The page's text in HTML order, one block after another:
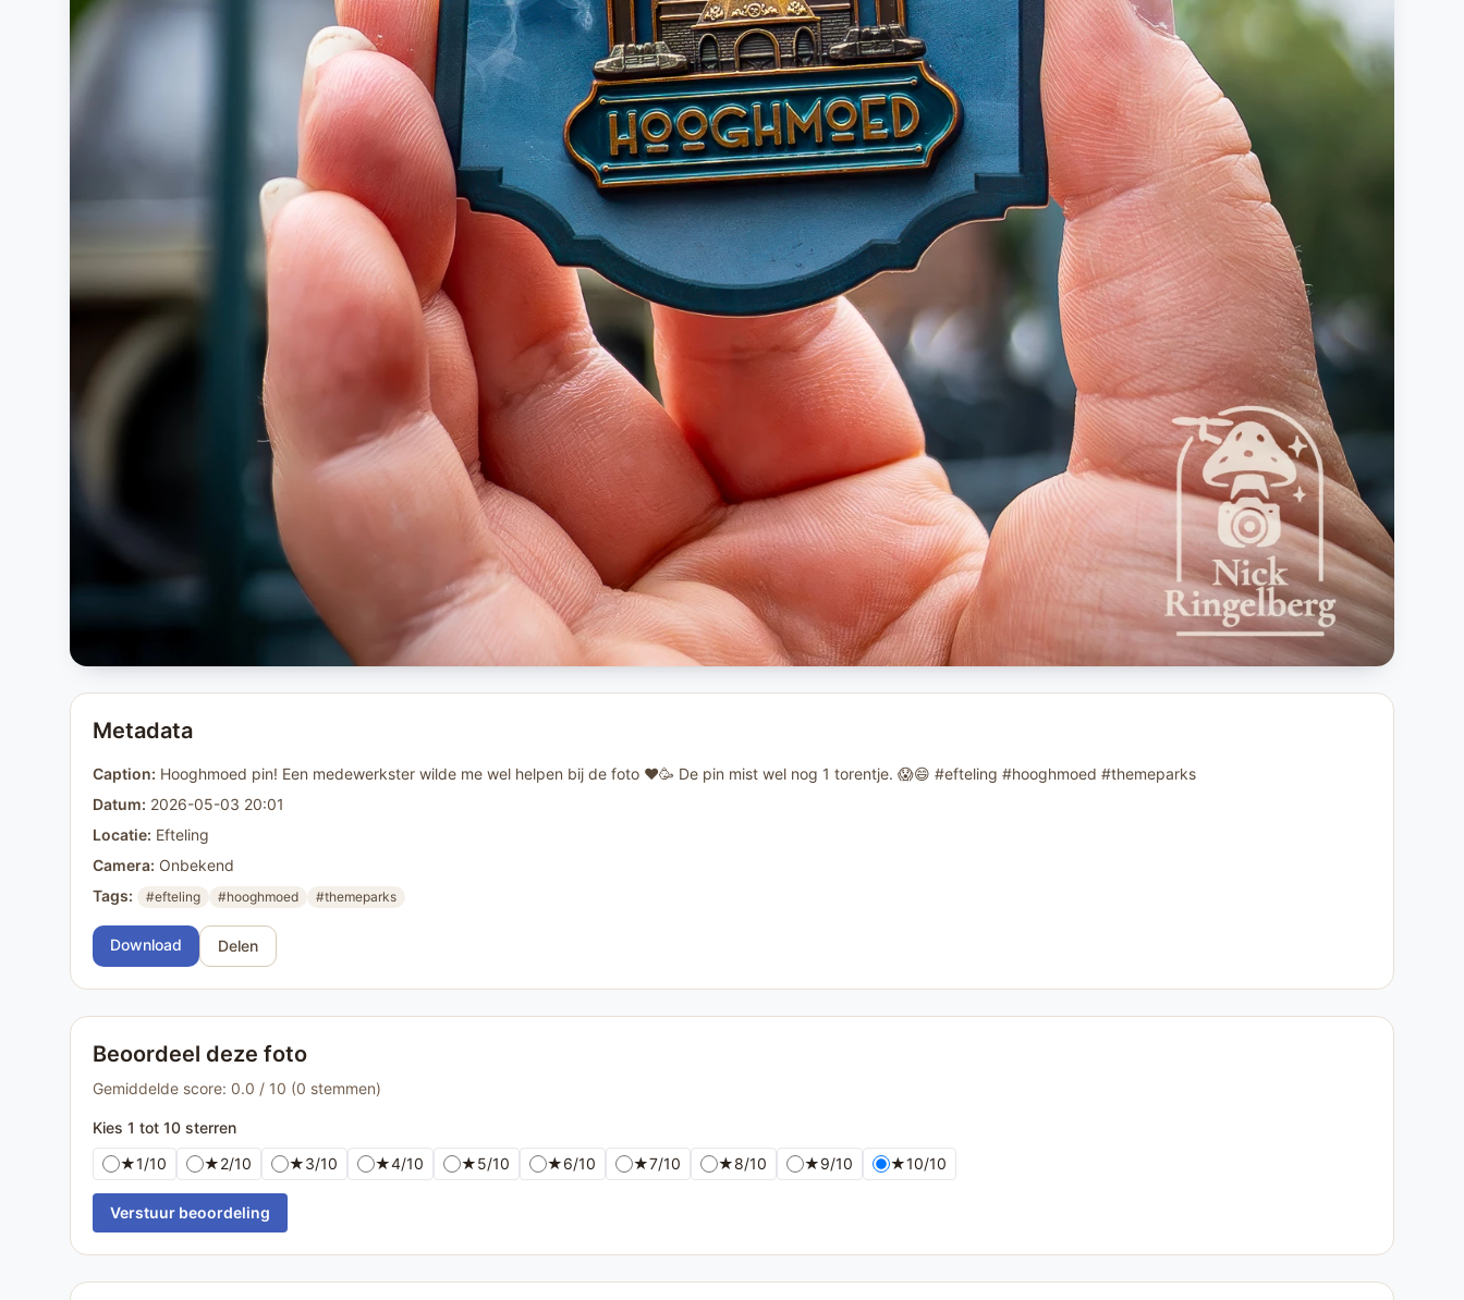
Metadata
Caption: Hooghmoed pin! Een medewerkster wilde me wel helpen bij de foto ❤️🥳 De pin mist wel nog 1 torentje. 😱😄 #efteling #hooghmoed #themeparks
Datum: 2026-05-03 20:01
Locatie: Efteling
Camera: Onbekend
Tags:
#efteling #hooghmoed #themeparks
Download Delen
Beoordeel deze foto
Gemiddelde score: 0.0 / 10 (0 stemmen)
Kies 1 tot 10 sterren
★1/10 ★2/10 ★3/10 ★4/10 ★5/10 ★6/10 ★7/10 ★8/10 ★9/10 ★10/10
Verstuur beoordeling